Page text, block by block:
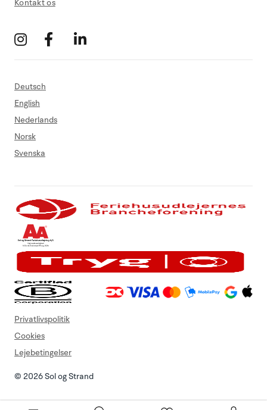
Kontakt os
Deutsch
English
Nederlands
Norsk
Svenska
© 2026 Sol og Strand
Privatlivspolitik
Cookies
Lejebetingelser